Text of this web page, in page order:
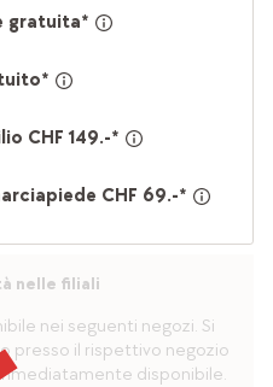
gratuita*
CHF 149.-*
CHF 69.-*
nelle filiali
nei seguenti negozi. Si
presso il rispettivo negozio
disponibile.